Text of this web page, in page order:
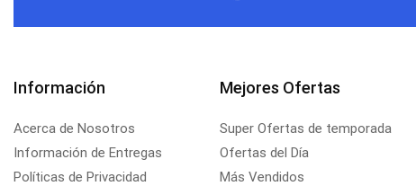
Información
Acerca de Nosotros
Información de Entregas
Políticas de Privacidad
Mejores Ofertas
Super Ofertas de temporada
Ofertas del Día
Más Vendidos